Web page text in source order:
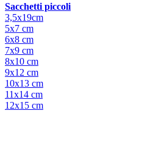
Sacchetti piccoli
3,5x19cm
5x7 cm
6x8 cm
7x9 cm
8x10 cm
9x12 cm
10x13 cm
11x14 cm
12x15 cm